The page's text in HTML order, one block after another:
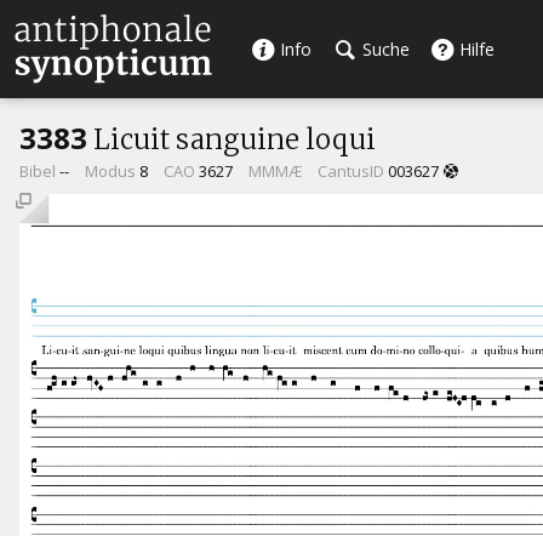
Info Suche Hilfe
3383 Licuit sanguine loqui
Bibel -- Modus 8 CAO 3627 MMMÆ CantusID 003627